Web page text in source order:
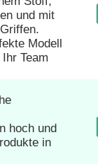
und mit
Modell
Team
hoch und
in